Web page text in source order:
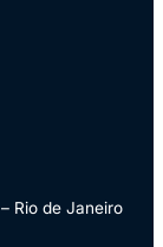
Rio de Janeiro